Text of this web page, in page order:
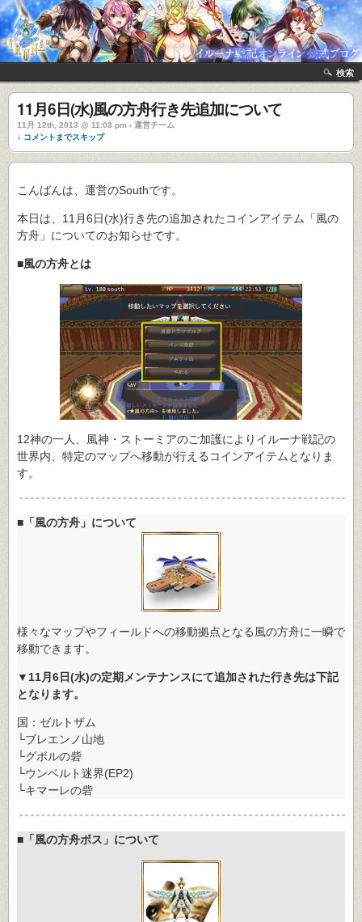
検索
11月6日(水)風の方舟行き先追加について
11月 12th, 2013 @ 11:03 pm › 運営チーム
↓ コメントまでスキップ
こんばんは、運営のSouthです。
本日は、11月6日(水)行き先の追加されたコインアイテム「風の
方舟」についてのお知らせです。
■風の方舟とは
12神の一人、風神・ストーミアのご加護によりイルーナ戦記の
世界内、特定のマップへ移動が行えるコインアイテムとなりま
す。
■「風の方舟」について
様々なマップやフィールドへの移動拠点となる風の方舟に一瞬で
移動できます。
▼11月6日(水)の定期メンテナンスにて追加された行き先は下記
となります。
国：ゼルトザム
└ブレエンノ山地
└グボルの砦
└ウンベルト迷界(EP2)
└キマーレの砦
■「風の方舟ボス」について